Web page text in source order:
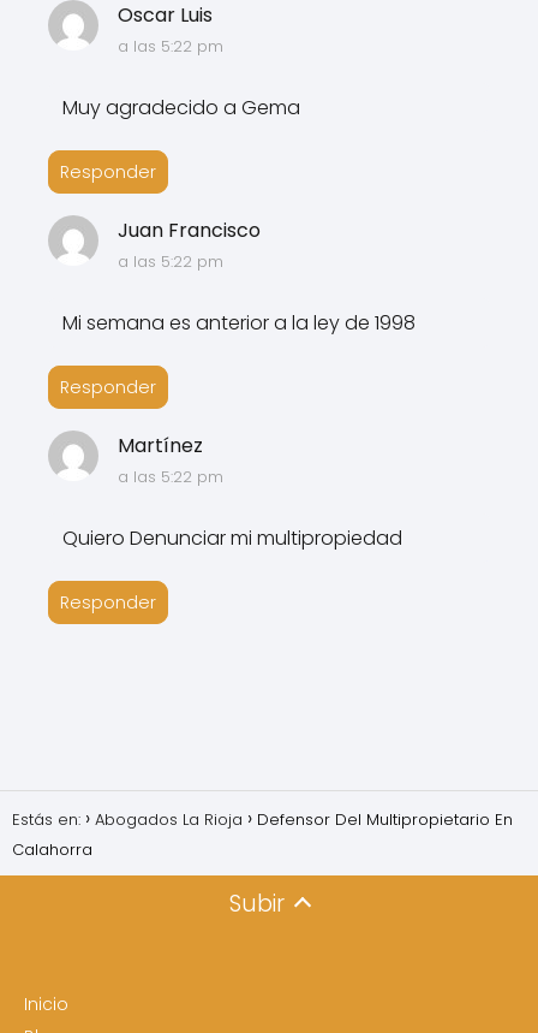
Oscar Luis
a las 5:22 pm
Muy agradecido a Gema
Responder
Juan Francisco
a las 5:22 pm
Mi semana es anterior a la ley de 1998
Responder
Martínez
a las 5:22 pm
Quiero Denunciar mi multipropiedad
Responder
Estás en: Abogados La Rioja
Defensor Del Multipropietario En
Calahorra
Subir
Inicio